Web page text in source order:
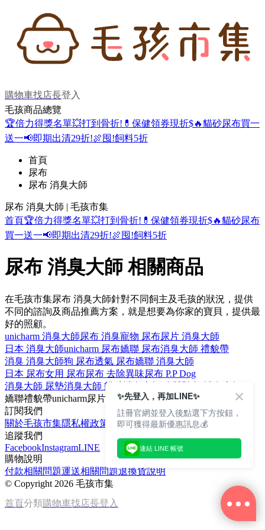
購物車找店長登入
毛孩商品總覽
🏆倍力得獎名單💥打到骨折! 💊保健領券現折$🔥貓砂尿布買一
送一📢即期出清29折!🍖囤!飼料5折
首頁
尿布
尿布 消臭大師
尿布 消臭大師 | 毛孩市集
首頁🏆倍力得獎名單💥打到骨折! 💊保健領券現折$🔥貓砂尿布
買一送一📢即期出清29折!🍖囤!飼料5折
尿布 消臭大師 相關商品
在毛孩市集尿布 消臭大師針對不同飼主及毛孩的狀況，提供
不同的諮詢及商品推薦方案，就是想要為你家的寶貝，提供最
好的照顧。
unicharm 消臭大師尿布 消臭寵物 尿布尿片 消臭大師
日本 消臭大師unicharm 尿布嬌聯 尿布消臭大師 禮貌帶
消臭 消臭大師狗 尿布透氣 尿布嬌聯 消臭大師
日本 尿布女用 尿布尿布 去除異味尿布 P.P Dog
消臭大師 尿墊消臭大師 貓砂
嬌聯禮貌帶unicharm尿片 消臭
訂閱我們
關於毛孩市集隱私權政策
文章
追蹤我們
FacebookInstagramLINE
購物說明
付款相關問題運送相關問題退換貨說明
© Copyright 2026 毛孩市集
首頁分類購物車找店長登入
✨先登入，再加LINE✨
註冊官網並登入後點選下方按鈕，
即可獲得最新優惠訊息💰
連結 LINE 帳號